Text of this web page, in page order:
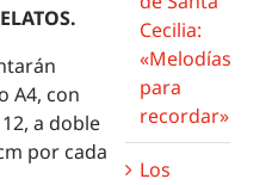
A4, con
a doble
por cada
Cecilia:
«Melodías
para
recordar»
Los